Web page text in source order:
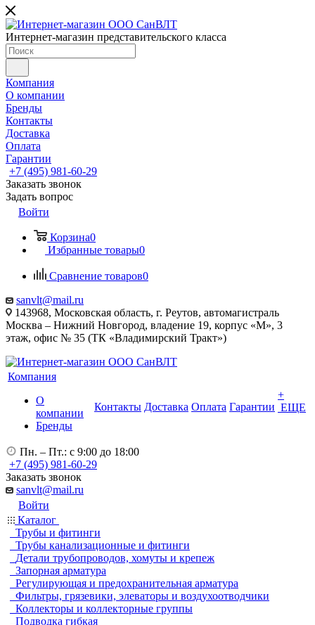
Интернет-магазин представительского класса
Компания
О компании
Бренды
Контакты
Доставка
Оплата
Гарантии
+7 (495) 981-60-29
Заказать звонок
Задать вопрос
Войти
Корзина0
Избранные товары0
Сравнение товаров0
sanvlt@mail.ru
143968, Московская область, г. Реутов, автомагистраль
Москва – Нижний Новгород, владение 19, корпус «М», 3
этаж, офис № 35 (ТК «Владимирский Тракт»)
Компания
О
компании
Бренды
Контакты Доставка Оплата Гарантии
+
ЕЩЕ
Пн. – Пт.: с 9:00 до 18:00
+7 (495) 981-60-29
Заказать звонок
sanvlt@mail.ru
Войти
Каталог
Трубы и фитинги
Трубы канализационные и фитинги
Детали трубопроводов, хомуты и крепеж
Запорная арматура
Регулирующая и предохранительная арматура
Фильтры, грязевики, элеваторы и воздухоотводчики
Коллекторы и коллекторные группы
Подводка гибкая